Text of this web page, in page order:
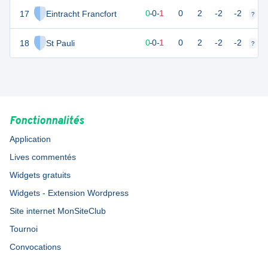
17 Eintracht Francfort
18 St Pauli
0 0-0-1 0 2 -2 -2 ?
0-0-1 0 2 -2 -2 ?
Fonctionnalités
Application
Lives commentés
Widgets gratuits
Widgets - Extension Wordpress
Site internet MonSiteClub
Tournoi
Convocations